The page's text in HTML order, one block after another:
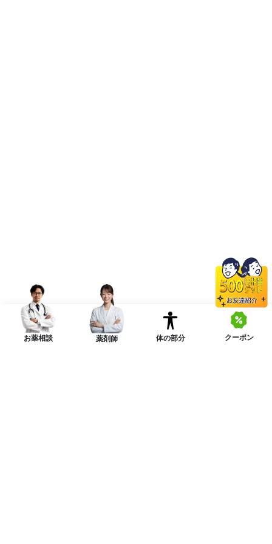
お薬相談 薬剤師 体の部分 クーポン